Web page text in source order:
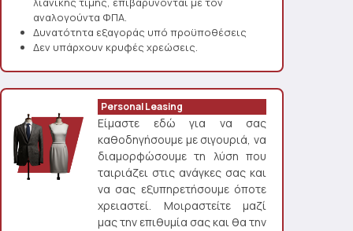
αναλογούντα ΦΠΑ.
Δυνατότητα εξαγοράς υπό προϋποθέσεις
Δεν υπάρχουν κρυφές χρεώσεις.
Personal Leasing
Είμαστε εδώ για να σας
καθοδηγήσουμε με σιγουριά, να
διαμορφώσουμε τη λύση που
ταιριάζει στις ανάγκες σας και
να σας εξυπηρετήσουμε όποτε
χρειαστεί. Μοιραστείτε μαζί
μας την επιθυμία σας και θα την